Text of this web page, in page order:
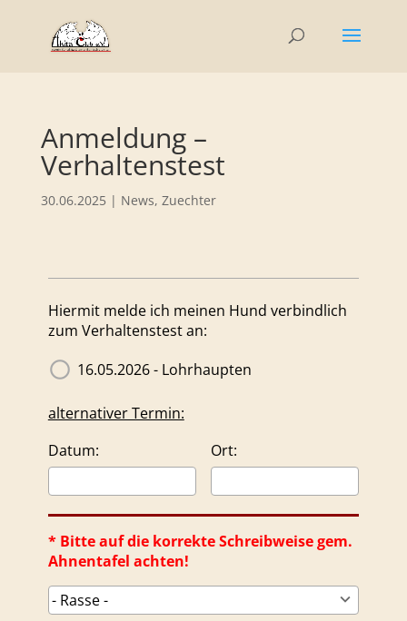
Anmeldung –
Verhaltenstest
30.06.2025 | News, Zuechter
Hiermit melde ich meinen Hund verbindlich
zum Verhaltenstest an:
16.05.2026 - Lohrhaupten
alternativer Termin:
Datum:
Ort:
* Bitte auf die korrekte Schreibweise gem.
Ahnentafel achten!